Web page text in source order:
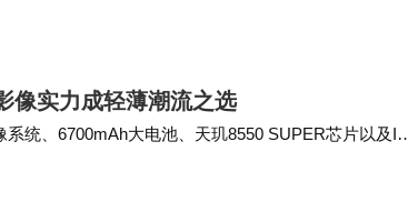
以及…
像实力成轻薄潮流之选
统、6700mAh大电池、天玑8550 SUPER芯片以及IP
和用户价值…